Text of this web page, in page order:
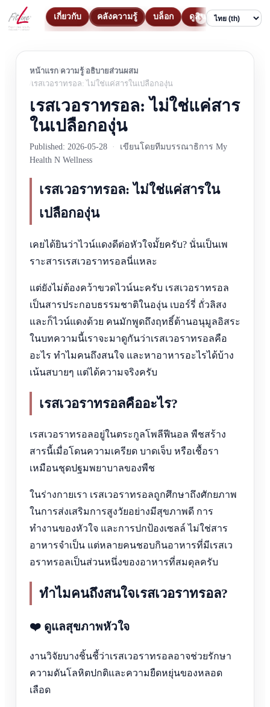
เกี่ยวกับ คลังความรู้ บล็อก ดูสินค้า
ติดต่อ
Language
หน้าแรก ความรู้ อธิบายส่วนผสม
เรสเวอราทรอล: ไม่ใช่แค่สารในเปลือกองุ่น
เรสเวอราทรอล: ไม่ใช่แค่สาร
ในเปลือกองุ่น
Published: 2026-05-28 ·
เขียนโดยทีมบรรณาธิการ My
Health N Wellness
เรสเวอราทรอล: ไม่ใช่แค่สารใน
เปลือกองุ่น
เคยได้ยินว่าไวน์แดงดีต่อหัวใจมั้ยครับ? นั่นเป็นเพ
ราะสารเรสเวอราทรอลนี่แหละ
แต่ยังไม่ต้องคว้าขวดไวน์นะครับ เรสเวอราทรอล
เป็นสารประกอบธรรมชาติในองุ่น เบอร์รี่ ถั่วลิสง
และก็ไวน์แดงด้วย คนมักพูดถึงฤทธิ์ต้านอนุมูลอิสระ
ในบทความนี้เราจะมาดูกันว่าเรสเวอราทรอลคือ
อะไร ทำไมคนถึงสนใจ และหาอาหารอะไรได้บ้าง
เน้นสบายๆ แต่ได้ความจริงครับ
เรสเวอราทรอลคืออะไร?
เรสเวอราทรอลอยู่ในตระกูลโพลีฟีนอล พืชสร้าง
สารนี้เมื่อโดนความเครียด บาดเจ็บ หรือเชื้อรา
เหมือนชุดปฐมพยาบาลของพืช
ในร่างกายเรา เรสเวอราทรอลถูกศึกษาถึงศักยภาพ
ในการส่งเสริมการสูงวัยอย่างมีสุขภาพดี การ
ทำงานของหัวใจ และการปกป้องเซลล์ ไม่ใช่สาร
อาหารจำเป็น แต่หลายคนชอบกินอาหารที่มีเรสเว
อราทรอลเป็นส่วนหนึ่งของอาหารที่สมดุลครับ
ทำไมคนถึงสนใจเรสเวอราทรอล?
❤️ ดูแลสุขภาพหัวใจ
งานวิจัยบางชิ้นชี้ว่าเรสเวอราทรอลอาจช่วยรักษา
ความดันโลหิตปกติและความยืดหยุ่นของหลอด
เลือด